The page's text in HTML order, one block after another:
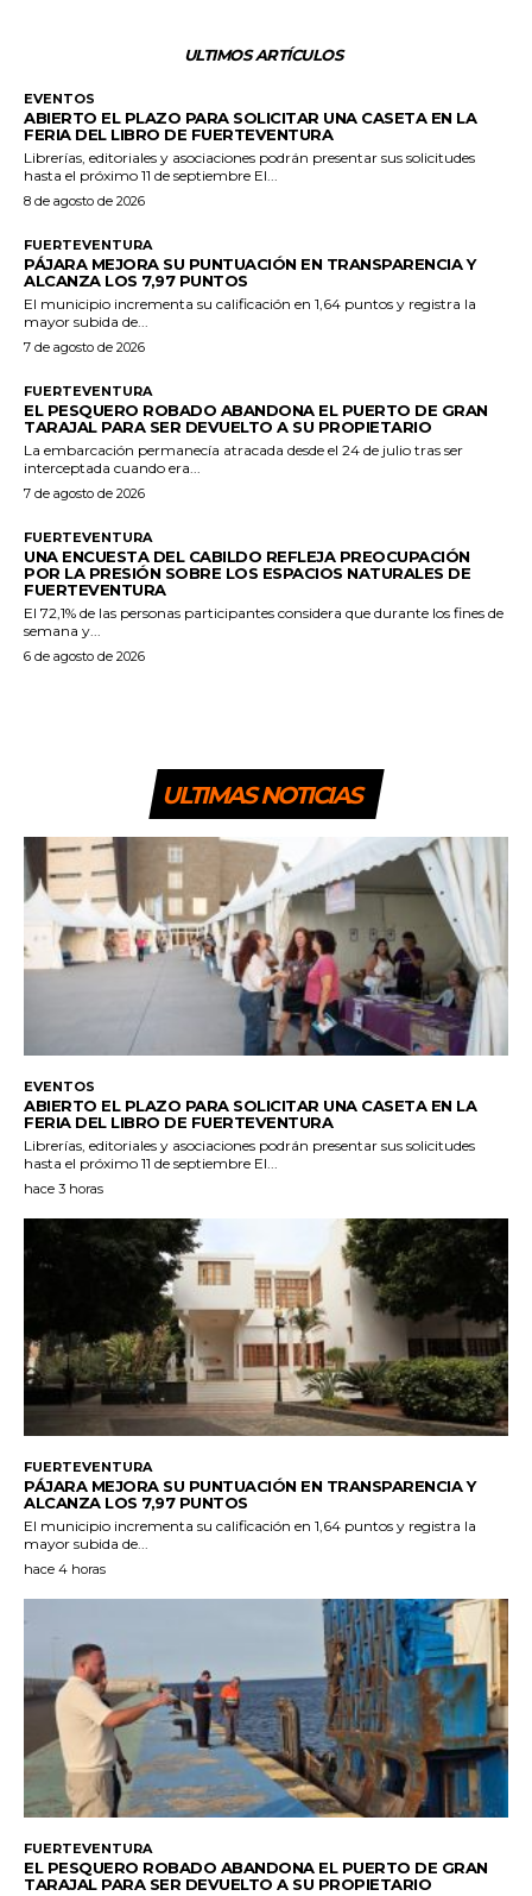
ULTIMOS ARTÍCULOS
EVENTOS
ABIERTO EL PLAZO PARA SOLICITAR UNA CASETA EN LA
FERIA DEL LIBRO DE FUERTEVENTURA
Librerías, editoriales y asociaciones podrán presentar sus solicitudes
hasta el próximo 11 de septiembre El...
8 de agosto de 2026
FUERTEVENTURA
PÁJARA MEJORA SU PUNTUACIÓN EN TRANSPARENCIA Y
ALCANZA LOS 7,97 PUNTOS
El municipio incrementa su calificación en 1,64 puntos y registra la
mayor subida de...
7 de agosto de 2026
FUERTEVENTURA
EL PESQUERO ROBADO ABANDONA EL PUERTO DE GRAN
TARAJAL PARA SER DEVUELTO A SU PROPIETARIO
La embarcación permanecía atracada desde el 24 de julio tras ser
interceptada cuando era...
7 de agosto de 2026
FUERTEVENTURA
UNA ENCUESTA DEL CABILDO REFLEJA PREOCUPACIÓN
POR LA PRESIÓN SOBRE LOS ESPACIOS NATURALES DE
FUERTEVENTURA
El 72,1% de las personas participantes considera que durante los fines de
semana y...
6 de agosto de 2026
ULTIMAS NOTICIAS
EVENTOS
ABIERTO EL PLAZO PARA SOLICITAR UNA CASETA EN LA
FERIA DEL LIBRO DE FUERTEVENTURA
Librerías, editoriales y asociaciones podrán presentar sus solicitudes
hasta el próximo 11 de septiembre El...
hace 3 horas
FUERTEVENTURA
PÁJARA MEJORA SU PUNTUACIÓN EN TRANSPARENCIA Y
ALCANZA LOS 7,97 PUNTOS
El municipio incrementa su calificación en 1,64 puntos y registra la
mayor subida de...
hace 4 horas
FUERTEVENTURA
EL PESQUERO ROBADO ABANDONA EL PUERTO DE GRAN
TARAJAL PARA SER DEVUELTO A SU PROPIETARIO